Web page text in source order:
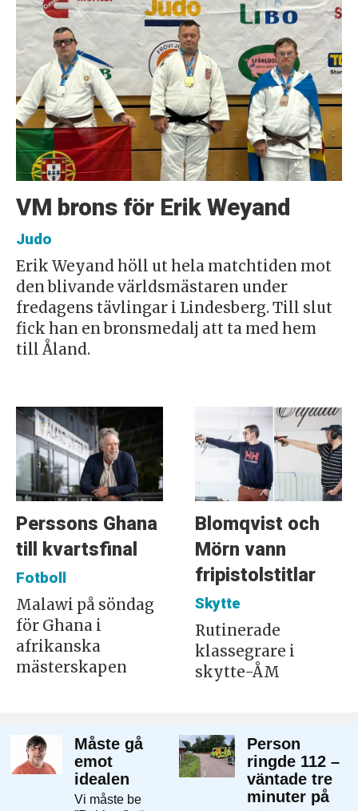
VM brons för Erik Weyand
Judo
Erik Weyand höll ut hela matchtiden mot
den blivande världsmästaren under
fredagens tävlingar i Lindesberg. Till slut
fick han en bronsmedalj att ta med hem
till Åland.
Perssons Ghana
till kvartsfinal
Fotboll
Malawi på söndag
för Ghana i
afrikanska
mästerskapen
Blomqvist och
Mörn vann
fripistolstitlar
Skytte
Rutinerade
klassegrare i
skytte-ÅM